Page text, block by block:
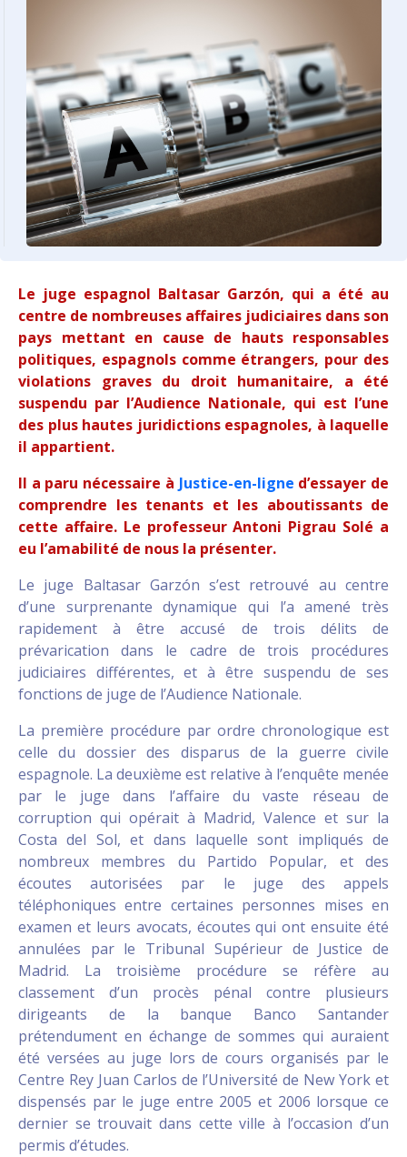
Le juge espagnol Baltasar Garzón, qui a été au
centre de nombreuses affaires judiciaires dans son
pays mettant en cause de hauts responsables
politiques, espagnols comme étrangers, pour des
violations graves du droit humanitaire, a été
suspendu par l’Audience Nationale, qui est l’une
des plus hautes juridictions espagnoles, à laquelle
il appartient.
Il a paru nécessaire à Justice-en-ligne d’essayer de
comprendre les tenants et les aboutissants de
cette affaire. Le professeur Antoni Pigrau Solé a
eu l’amabilité de nous la présenter.
Le juge Baltasar Garzón s’est retrouvé au centre
d’une surprenante dynamique qui l’a amené très
rapidement à être accusé de trois délits de
prévarication dans le cadre de trois procédures
judiciaires différentes, et à être suspendu de ses
fonctions de juge de l’Audience Nationale.
La première procédure par ordre chronologique est
celle du dossier des disparus de la guerre civile
espagnole. La deuxième est relative à l’enquête menée
par le juge dans l’affaire du vaste réseau de
corruption qui opérait à Madrid, Valence et sur la
Costa del Sol, et dans laquelle sont impliqués de
nombreux membres du Partido Popular, et des
écoutes autorisées par le juge des appels
téléphoniques entre certaines personnes mises en
examen et leurs avocats, écoutes qui ont ensuite été
annulées par le Tribunal Supérieur de Justice de
Madrid. La troisième procédure se réfère au
classement d’un procès pénal contre plusieurs
dirigeants de la banque Banco Santander
prétendument en échange de sommes qui auraient
été versées au juge lors de cours organisés par le
Centre Rey Juan Carlos de l’Université de New York et
dispensés par le juge entre 2005 et 2006 lorsque ce
dernier se trouvait dans cette ville à l’occasion d’un
permis d’études.